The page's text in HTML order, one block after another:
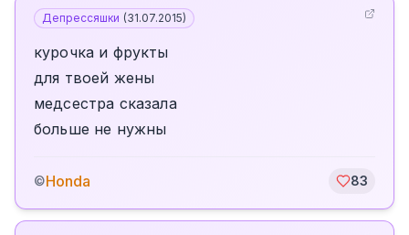
Депрессяшки (31.07.2015)
курочка и фрукты
для твоей жены
медсестра сказала
больше не нужны
©Honda 83